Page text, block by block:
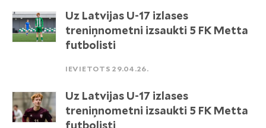
Uz Latvijas U-17 izlases
treniņnometni izsaukti 5 FK Metta
futbolisti
IEVIETOTS 29.04.26.
Uz Latvijas U-17 izlases
treniņnometni izsaukti 5 FK Metta
futbolisti